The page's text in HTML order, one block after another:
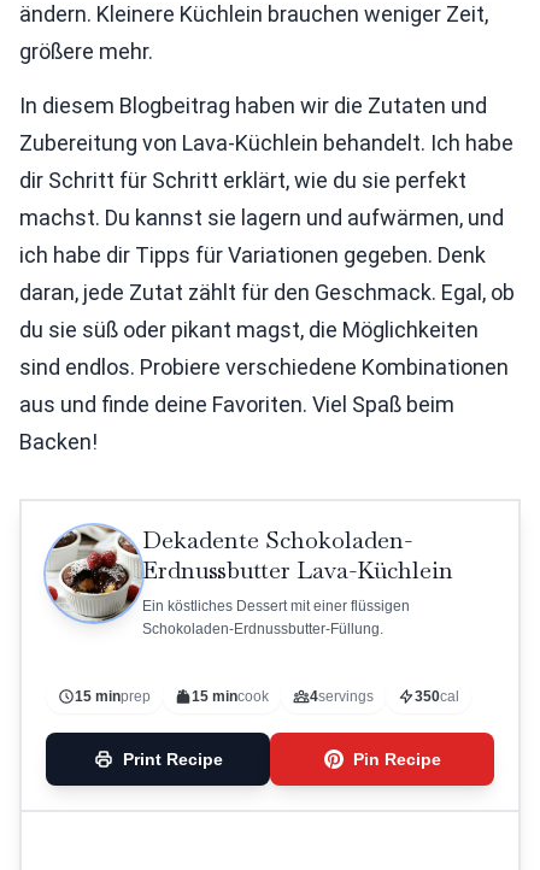
ändern. Kleinere Küchlein brauchen weniger Zeit,
größere mehr.
In diesem Blogbeitrag haben wir die Zutaten und
Zubereitung von Lava-Küchlein behandelt. Ich habe
dir Schritt für Schritt erklärt, wie du sie perfekt
machst. Du kannst sie lagern und aufwärmen, und
ich habe dir Tipps für Variationen gegeben. Denk
daran, jede Zutat zählt für den Geschmack. Egal, ob
du sie süß oder pikant magst, die Möglichkeiten
sind endlos. Probiere verschiedene Kombinationen
aus und finde deine Favoriten. Viel Spaß beim
Backen!
Dekadente Schokoladen-
Erdnussbutter Lava-Küchlein
Ein köstliches Dessert mit einer flüssigen
Schokoladen-Erdnussbutter-Füllung.
15 minprep 15 mincook 4servings 350cal
Print Recipe Pin Recipe